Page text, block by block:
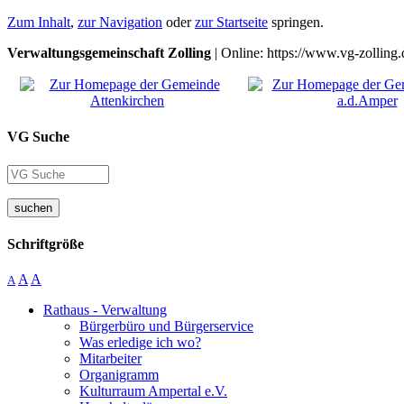
Zum Inhalt, zur Navigation oderzur Startseite springen.
Verwaltungsgemeinschaft Zolling | Online: https://www.vg-
VG Suche
suchen
Schriftgröße
A A A
Rathaus - Verwaltung
Bürgerbüro und Bürgerservice
Was erledige ich wo?
Mitarbeiter
Organigramm
Kulturraum Ampertal e.V.